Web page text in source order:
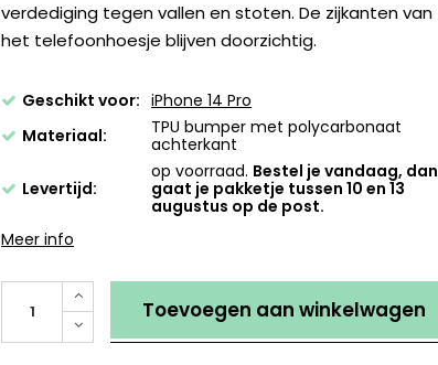
verdediging tegen vallen en stoten. De zijkanten van
het telefoonhoesje blijven doorzichtig.
Geschikt voor: iPhone 14 Pro
Materiaal:
TPU bumper met polycarbonaat
achterkant
Levertijd:
op voorraad. Bestel je vandaag, dan
gaat je pakketje tussen 10 en 13
augustus op de post.
Meer info
Toevoegen aan winkelwagen